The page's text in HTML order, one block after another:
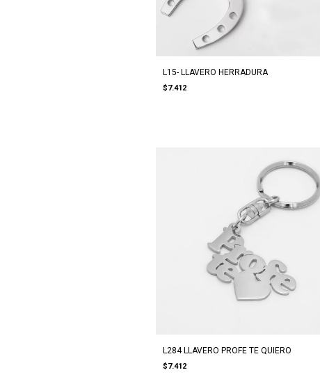
L15- LLAVERO HERRADURA
$7.412
L284 LLAVERO PROFE TE QUIERO
$7.412